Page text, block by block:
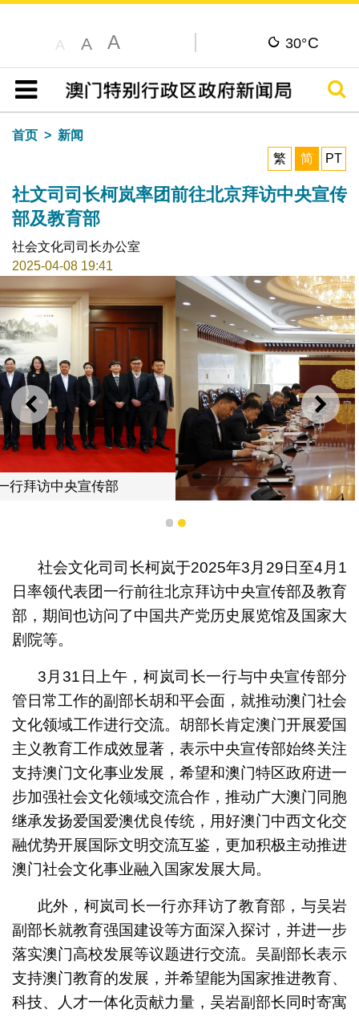
A A A 30°C
目录
搜寻
首页
新闻
繁
简 PT
社文司司长柯岚率团前往北京拜访中央宣传
部及教育部
社会文化司司长办公室
2025-04-08 19:41
上一则 下一
社会文化司司长柯岚一行拜访教育部
1 2
社会文化司司长柯岚于2025年3月29日至4月1
日率领代表团一行前往北京拜访中央宣传部及教育
部，期间也访问了中国共产党历史展览馆及国家大
剧院等。
3月31日上午，柯岚司长一行与中央宣传部分
管日常工作的副部长胡和平会面，就推动澳门社会
文化领域工作进行交流。胡部长肯定澳门开展爱国
主义教育工作成效显著，表示中央宣传部始终关注
支持澳门文化事业发展，希望和澳门特区政府进一
步加强社会文化领域交流合作，推动广大澳门同胞
继承发扬爱国爱澳优良传统，用好澳门中西文化交
融优势开展国际文明交流互鉴，更加积极主动推进
澳门社会文化事业融入国家发展大局。
此外，柯岚司长一行亦拜访了教育部，与吴岩
副部长就教育强国建设等方面深入探讨，并进一步
落实澳门高校发展等议题进行交流。吴副部长表示
支持澳门教育的发展，并希望能为国家推进教育、
科技、人才一体化贡献力量，吴岩副部长同时寄寓